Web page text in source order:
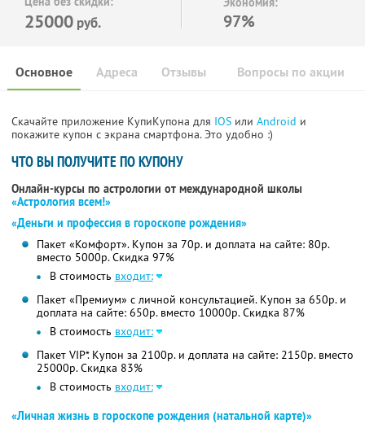
25000 руб. 97%
Основное Отзывы Вопросы по акции
Адреса
Скачайте приложение КупиКупона для IOS или Android и
покажите купон с экрана смартфона. Это удобно :)
ЧТО ВЫ ПОЛУЧИТЕ ПО КУПОНУ
Онлайн-курсы по астрологии от международной школы
«Астрология всем!»
«Деньги и профессия в гороскопе рождения»
Пакет «Комфорт». Купон за 70р. и доплата на сайте: 80р.
вместо 5000р.Скидка 97%
В стоимость входит:
Пакет «Премиум» с личной консультацией. Купон за 650р. и
доплата на сайте: 650р. вместо 10000р. Скидка 87%
В стоимость входит:
Пакет VIP*. Купон за 2100р. и доплата на сайте: 2150р. вместо
25000р. Скидка 83%
В стоимость входит:
«Личная жизнь в гороскопе рождения (натальной карте)»